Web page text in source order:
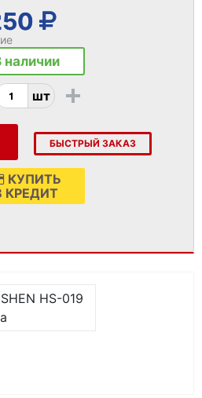
наличии
шт +
БЫСТРЫЙ ЗАКАЗ
КУПИТЬ
КРЕДИТ
HS-019